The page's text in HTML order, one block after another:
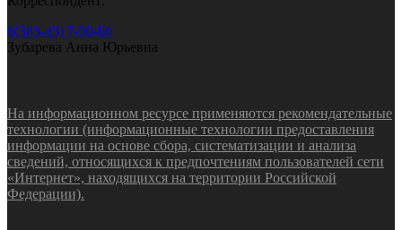
8(383-43) 7-90-60
Зубарева Анна Юрьевна
На информационном ресурсе применяются рекомендательные
технологии (информационные технологии предоставления
информации на основе сбора, систематизации и анализа
сведений, относящихся к предпочтениям пользователей сети
«Интернет», находящихся на территории Российской
Федерации).